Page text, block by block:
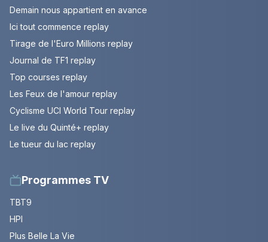
Demain nous appartient en avance
Ici tout commence replay
Tirage de l'Euro Millions replay
Journal de TF1 replay
Top courses replay
Les Feux de l'amour replay
Cyclisme UCI World Tour replay
Le live du Quinté+ replay
Le tueur du lac replay
Programmes TV
TBT9
HPI
Plus Belle La Vie